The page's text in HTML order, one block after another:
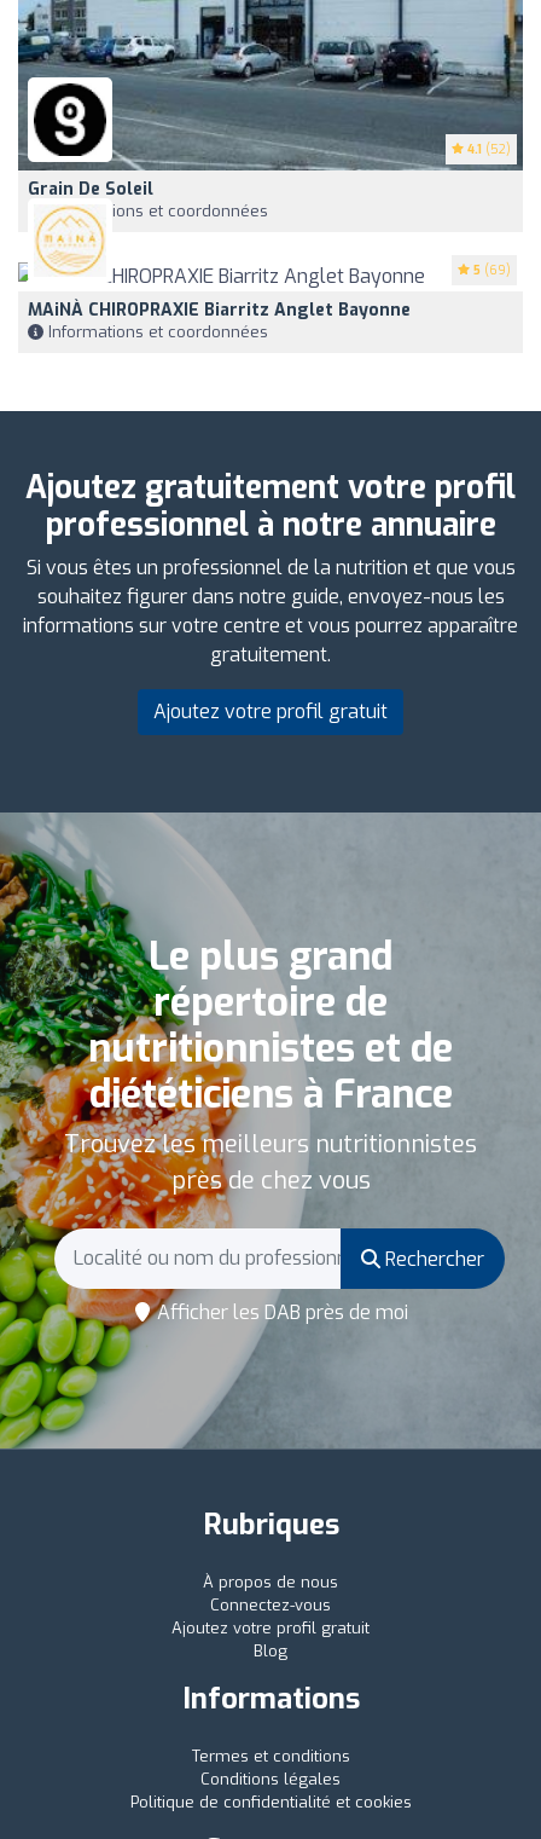
4.1 (52)
Grain De Soleil
Informations et coordonnées
5 (69)
MAiNÀ CHIROPRAXIE Biarritz Anglet Bayonne
Informations et coordonnées
Ajoutez gratuitement votre profil
professionnel à notre annuaire
Si vous êtes un professionnel de la nutrition et que vous
souhaitez figurer dans notre guide, envoyez-nous les
informations sur votre centre et vous pourrez apparaître
gratuitement.
Ajoutez votre profil gratuit
Le plus grand
répertoire de
nutritionnistes et de
diététiciens à France
Trouvez les meilleurs nutritionnistes
près de chez vous
Rechercher
Afficher les DAB près de moi
Rubriques
À propos de nous
Connectez-vous
Ajoutez votre profil gratuit
Blog
Informations
Termes et conditions
Conditions légales
Politique de confidentialité et cookies